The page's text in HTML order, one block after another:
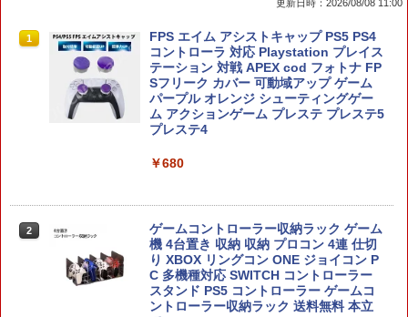
1
スクウェア・エニックス 【封入特典付】
【Switch2】ファイナルファンタジー レ
ゾナンス [POT-P-ABV7A NSW2 ファイ
ナルファンタジ- レゾナンス]
￥6,910
鬼武者 Way of the Sword 【Switch2】
更新日時：2026/08/08 11:00
1
FPS エイム アシストキャップ PS5 PS4
コントローラ 対応 Playstation プレイス
テーション 対戦 APEX cod フォトナ FP
Sフリーク カバー 可動域アップ ゲーム
パープル オレンジ シューティングゲー
ム アクションゲーム プレステ プレステ5
プレステ4
￥680
2
ゲームコントローラー収納ラック ゲーム
機 4台置き 収納 収納 プロコン 4連 仕切
り XBOX リングコン ONE ジョイコン P
C 多機種対応 SWITCH コントローラー
スタンド PS5 コントローラー ゲームコ
ントローラー収納ラック 送料無料 本立